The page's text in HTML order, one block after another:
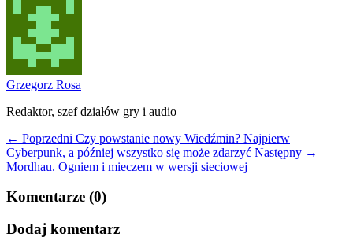
Grzegorz Rosa
Redaktor, szef działów gry i audio
← Poprzedni Czy powstanie nowy Wiedźmin? Najpierw
Cyberpunk, a później wszystko się może zdarzyć Następny →
Mordhau. Ogniem i mieczem w wersji sieciowej
Komentarze (0)
Dodaj komentarz